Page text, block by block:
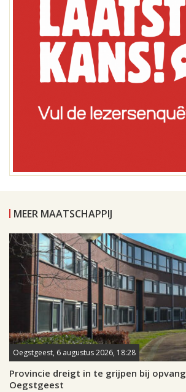
MEER MAATSCHAPPIJ
Oegstgeest, 6 augustus 2026, 18:28
Provincie dreigt in te grijpen bij
Oegstgeest